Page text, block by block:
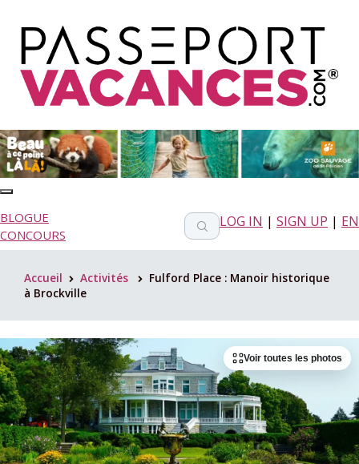
BLOGUE
CONCOURS
LOG IN | SIGN UP | EN
Accueil > Activités >
Fulford Place : Manoir historique
à Brockville
Voir toutes les photos